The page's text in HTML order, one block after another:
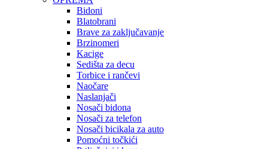
Bidoni
Blatobrani
Brave za zaključavanje
Brzinomeri
Kacige
Sedišta za decu
Torbice i rančevi
Naočare
Naslanjači
Nosači bidona
Nosači za telefon
Nosači bicikala za auto
Pomoćni točkići